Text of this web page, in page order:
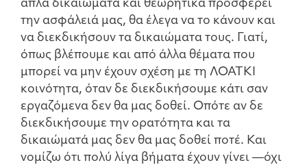
απλά δικαιώματα και θεωρητικά προσφέρει
την ασφάλειά μας, θα έλεγα να το κάνουν και
να διεκδικήσουν τα δικαιώματα τους. Γιατί,
όπως βλέπουμε και από άλλα θέματα που
μπορεί να μην έχουν σχέση με τη ΛΟΑΤΚΙ
κοινότητα, όταν δε διεκδικήσουμε κάτι σαν
εργαζόμενα δεν θα μας δοθεί. Οπότε αν δε
διεκδικήσουμε την ορατότητα και τα
δικαιώματά μας δεν θα μας δοθεί ποτέ. Και
νομίζω ότι πολύ λίγα βήματα έχουν γίνει —όχι